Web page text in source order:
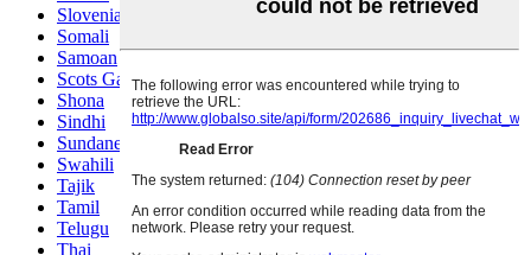
Slovenian
Somali
Samoan
Scots Gaelic
Shona
Sindhi
Sundanese
Swahili
Tajik
Tamil
Telugu
Thai